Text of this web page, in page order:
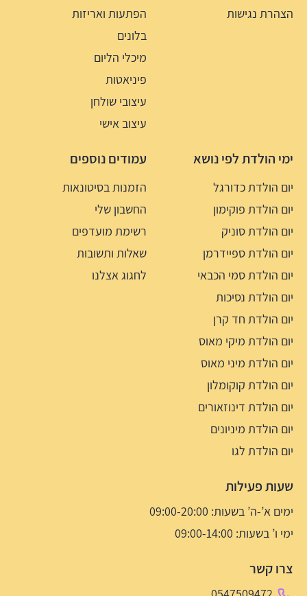
הצהרת נגישות
הפתעות ואריזות
בלונים
מיכלי הליום
פיניאטות
עיצובי שולחן
עיצוב אישי
ימי הולדת לפי נושא
יום הולדת כדורגל
יום הולדת פוקימון
יום הולדת סוניק
יום הולדת ספיידרמן
יום הולדת סמי הכבאי
יום הולדת נסיכות
יום הולדת חד קרן
יום הולדת מיקי מאוס
יום הולדת מיני מאוס
יום הולדת קוקומלון
יום הולדת דינוזאורים
יום הולדת מיניונים
יום הולדת לגו
עמודים נוספים
הזמנות בסיטונאות
החשבון שלי
רשימת מועדפים
שאלות ותשובות
לחגוג אצלנו
שעות פעילות
ימים א’-ה’ בשעות: 09:00-20:00
ימי ו’ בשעות: 09:00-14:00
צרו קשר